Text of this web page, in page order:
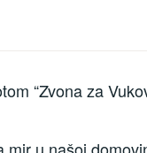
“Zvona za
u našoj